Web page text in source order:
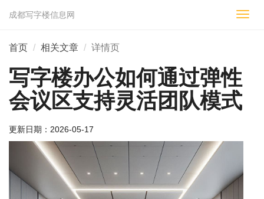
切
成都写字楼信息网
首页 相关文章 详情页
写字楼办公如何通过弹性
会议区支持灵活团队模式
更新日期： 2026-05-17